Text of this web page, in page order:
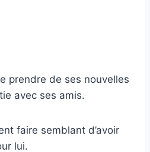
prendre de ses nouvelles
avec ses amis.
faire semblant d’avoir
lui.